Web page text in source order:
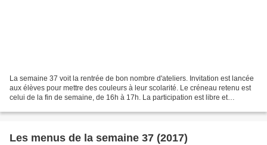
La semaine 37 voit la rentrée de bon nombre d'ateliers. Invitation est lancée
aux élèves pour mettre des couleurs à leur scolarité. Le créneau retenu est
celui de la fin de semaine, de 16h à 17h. La participation est libre et
Les menus de la semaine 37 (2017)